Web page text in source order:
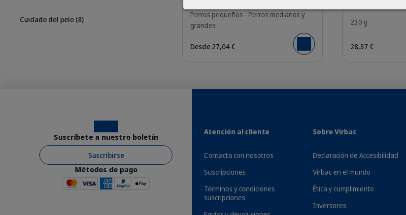
Cuidado del pelo (8)
Perros pequeños - Perros medianos y
grandes
Desde 27,04 € Añadir al carrito
230 g
28,37 €
relajación en tu perro que además tienen un sabor que le encantará a tu mascota. Fáciles de
ayudan a que tu perro se sienta tranquilo y seguro nuevamente.
Atención al cliente
Contacta con nosotros
Suscripciones
Términos y condiciones
suscripciones
Sobre Virbac
Declaración de Accesibilidad
Virbac en el mundo
Ética y cumplimiento
Inversores
Suscríbete a nuestro boletín
Suscribirse
Métodos de pago